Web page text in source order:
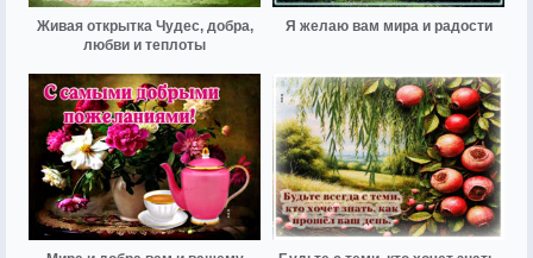
Живая открытка Чудес, добра,
любви и теплоты
Я желаю вам мира и радости